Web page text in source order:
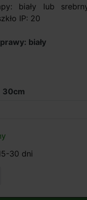
biały lub
IP: 20
biały
30cm
30 dni